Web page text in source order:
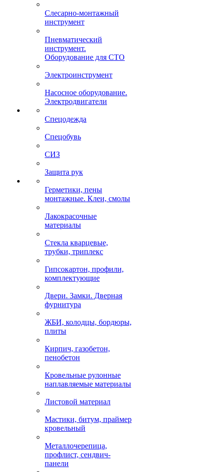
Слесарно-монтажный
инструмент
Пневматический
инструмент.
Оборудование для СТО
Электроинструмент
Насосное оборудование.
Электродвигатели
Спецодежда
Спецобувь
СИЗ
Защита рук
Герметики, пены
монтажные. Клеи, смолы
Лакокрасочные
материалы
Стекла кварцевые,
трубки, триплекс
Гипсокартон, профили,
комплектующие
Двери. Замки. Дверная
фурнитура
ЖБИ, колодцы, бордюры,
плиты
Кирпич, газобетон,
пенобетон
Кровельные рулонные
наплавляемые материалы
Листовой материал
Мастики, битум, праймер
кровельный
Металлочерепица,
профлист, сендвич-
панели